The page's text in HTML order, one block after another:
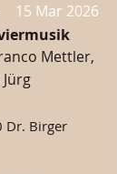
15 Mar 2026
Mettler,
Dr. Birger